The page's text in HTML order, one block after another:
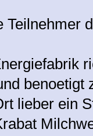
Teilnehmer
benoetigt
lieber ein